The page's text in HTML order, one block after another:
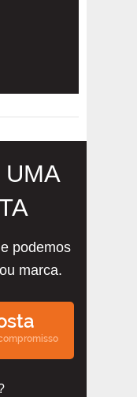
UMA
podemos
marca.